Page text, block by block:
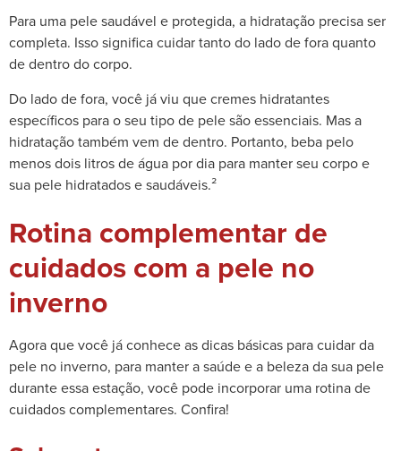
Para uma pele saudável e protegida, a hidratação precisa ser
completa. Isso significa cuidar tanto do lado de fora quanto
de dentro do corpo.
Do lado de fora, você já viu que cremes hidratantes
específicos para o seu tipo de pele são essenciais. Mas a
hidratação também vem de dentro. Portanto, beba pelo
menos dois litros de água por dia para manter seu corpo e
sua pele hidratados e saudáveis.²
Rotina complementar de
cuidados com a pele no
inverno
Agora que você já conhece as dicas básicas para cuidar da
pele no inverno, para manter a saúde e a beleza da sua pele
durante essa estação, você pode incorporar uma rotina de
cuidados complementares. Confira!